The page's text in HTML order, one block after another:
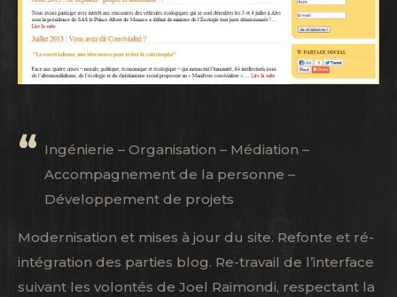
Ingénierie – Organisation – Médiation –
Accompagnement de la personne –
Développement de projets
Modernisation et mises à jour du site. Refonte et ré-
intégration des parties blog. Re-travail de l’interface
suivant les volontés de Joel Raimondi, respectant la